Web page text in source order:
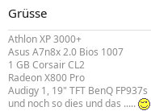
Grüsse
Athlon XP 3000+
Asus A7n8x 2.0 Bios 1007
1 GB Corsair CL2
Radeon X800 Pro
Audigy 1, 19" TFT BenQ FP937s
und noch so dies und das .....